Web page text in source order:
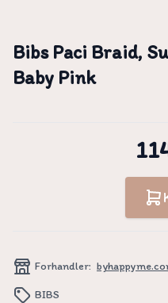
Bibs Paci Braid,
Baby Pink
Forhandler:
BIBS